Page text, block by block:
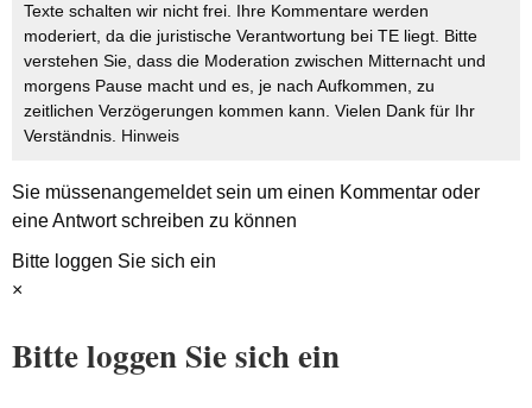
Texte schalten wir nicht frei. Ihre Kommentare werden
moderiert, da die juristische Verantwortung bei TE liegt. Bitte
verstehen Sie, dass die Moderation zwischen Mitternacht und
morgens Pause macht und es, je nach Aufkommen, zu
zeitlichen Verzögerungen kommen kann. Vielen Dank für Ihr
Verständnis. Hinweis
Sie müssenangemeldetsein um einen Kommentar oder
eine Antwort schreiben zu können
Bitte loggen Sie sich ein
×
Bitte loggen Sie sich ein